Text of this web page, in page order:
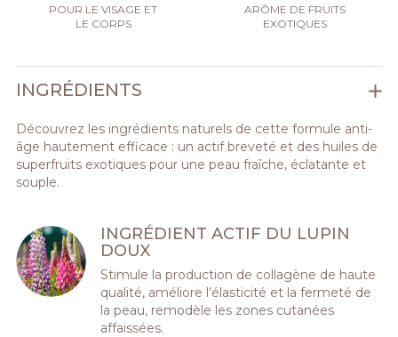
POUR LE VISAGE ET
LE CORPS
ARÔME DE FRUITS
EXOTIQUES
INGRÉDIENTS
Découvrez les ingrédients naturels de cette formule anti-
âge hautement efficace : un actif breveté et des huiles de
superfruits exotiques pour une peau fraîche, éclatante et
souple.
INGRÉDIENT ACTIF DU LUPIN
DOUX
Stimule la production de collagène de haute
qualité, améliore l’élasticité et la fermeté de
la peau, remodèle les zones cutanées
affaissées.